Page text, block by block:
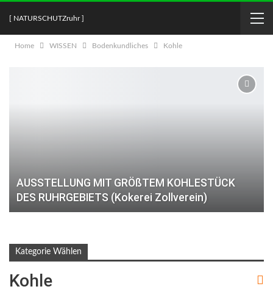
[ NATURSCHUTZruhr ]
Home WISSEN Bodenkundliches Kohle
AUSSTELLUNG MIT GRÖßTEM KOHLESTÜCK
DES RUHRGEBIETS (Kokerei Zollverein)
Kategorie Wählen
Kohle